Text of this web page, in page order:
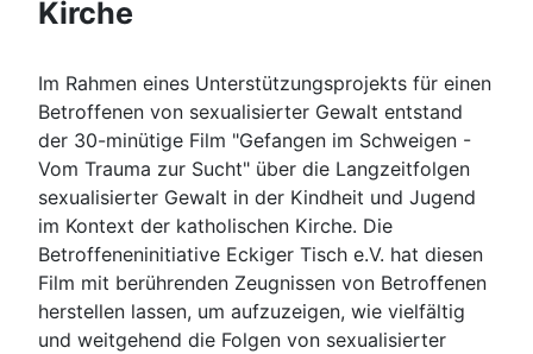
Kirche
Im Rahmen eines Unterstützungsprojekts für einen
Betroffenen von sexualisierter Gewalt entstand
der 30-minütige Film "Gefangen im Schweigen -
Vom Trauma zur Sucht" über die Langzeitfolgen
sexualisierter Gewalt in der Kindheit und Jugend
im Kontext der katholischen Kirche. Die
Betroffeneninitiative Eckiger Tisch e.V. hat diesen
Film mit berührenden Zeugnissen von Betroffenen
herstellen lassen, um aufzuzeigen, wie vielfältig
und weitgehend die Folgen von sexualisierter